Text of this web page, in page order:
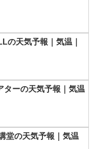
の天気予報｜気温｜
ターの天気予報｜気温
堂の天気予報｜気温